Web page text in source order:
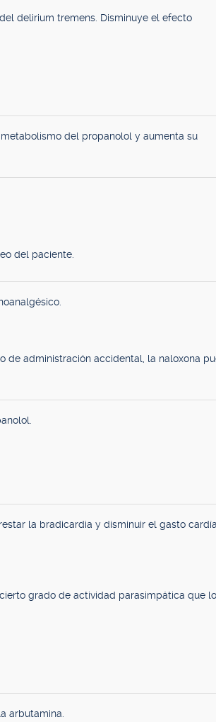
delirium tremens. Disminuye el efecto
del propanolol y aumenta su
del paciente.
de administración accidental, la naloxona
la bradicardia y disminuir el gasto
grado de actividad parasimpática que
arbutamina.